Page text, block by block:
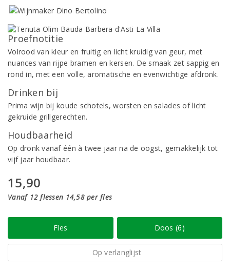
Proefnotitie
Volrood van kleur en fruitig en licht kruidig van geur, met
nuances van rijpe bramen en kersen. De smaak zet sappig en
rond in, met een volle, aromatische en evenwichtige afdronk.
Drinken bij
Prima wijn bij koude schotels, worsten en salades of licht
gekruide grillgerechten.
Houdbaarheid
Op dronk vanaf één à twee jaar na de oogst, gemakkelijk tot
vijf jaar houdbaar.
15,90
Vanaf 12 flessen 14,58 per fles
Fles Doos (6)
Op verlanglijst